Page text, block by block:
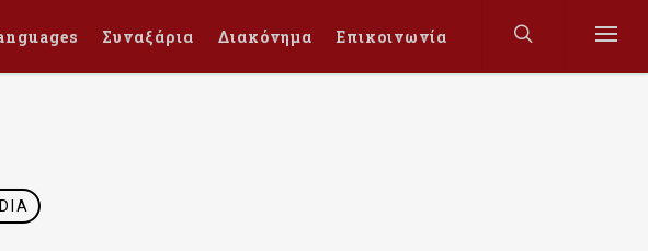
Συναξάρια Διακόνημα Επικοινωνία